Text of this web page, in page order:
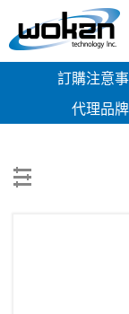
訂購注意
代理品牌